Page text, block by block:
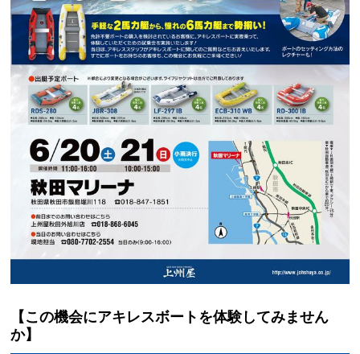
【この機会にアキレスボートを体験してみません
か】